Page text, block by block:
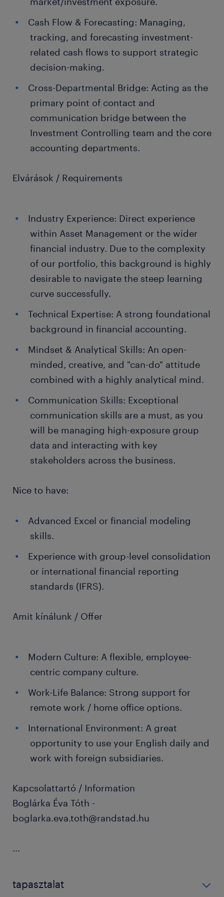
Cash Flow & Forecasting: Managing,
tracking, and forecasting investment-
related cash flows to support strategic
decision-making.
Cross-Departmental Bridge: Acting as the
primary point of contact and
communication bridge between the
Investment Controlling team and the core
accounting departments.
Elvárások / Requirements
Industry Experience: Direct experience
within Asset Management or the wider
financial industry. Due to the complexity
of our portfolio, this background is highly
desirable to navigate the steep learning
curve successfully.
Technical Expertise: A strong foundational
background in financial accounting.
Mindset & Analytical Skills: An open-
minded, creative, and "can-do" attitude
combined with a highly analytical mind.
Communication Skills: Exceptional
communication skills are a must, as you
will be managing high-exposure group
data and interacting with key
stakeholders across the business.
Nice to have:
Advanced Excel or financial modeling
skills.
Experience with group-level consolidation
or international financial reporting
standards (IFRS).
Amit kínálunk / Offer
Modern Culture: A flexible, employee-
centric company culture.
Work-Life Balance: Strong support for
remote work / home office options.
International Environment: A great
opportunity to use your English daily and
work with foreign subsidiaries.
Kapcsolattartó / Information
Boglárka Éva Tóth -
boglarka.eva.toth@randstad.hu
...
tapasztalat